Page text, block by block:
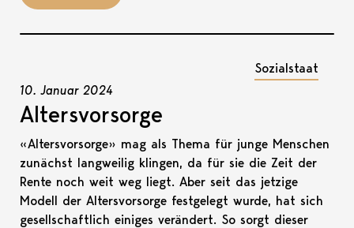
Sozialstaat
10. Januar 2024
Altersvorsorge
«Altersvorsorge» mag als Thema für junge Menschen
zunächst langweilig klingen, da für sie die Zeit der
Rente noch weit weg liegt. Aber seit das jetzige
Modell der Altersvorsorge festgelegt wurde, hat sich
gesellschaftlich einiges verändert. So sorgt dieser